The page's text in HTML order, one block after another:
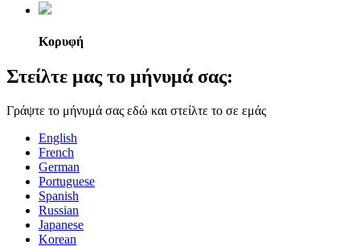
Κορυφή
Στείλτε μας το μήνυμά σας:
Γράψτε το μήνυμά σας εδώ και στείλτε το σε εμάς
English
French
German
Portuguese
Spanish
Russian
Japanese
Korean